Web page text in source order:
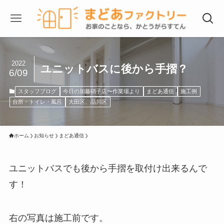
ユニットバスに後から手摺？
2022
6/09
スタッフブログ 今日の加藤硝子店〜作業場より まどあ通信
施工例
台所・トイレ・風呂
大田区、品川区
ホーム お知らせ まどあ通信
ユニットバスでも後から手摺を取付け出来るんで
す！
右の写真は施工前です。